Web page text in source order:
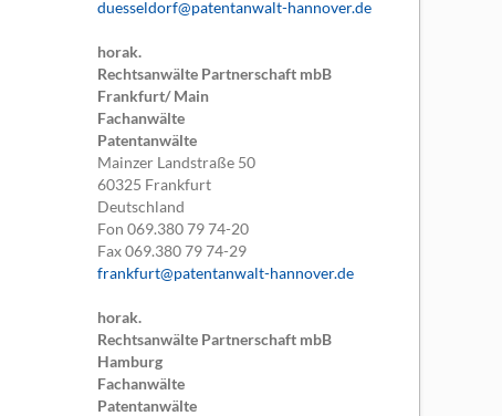
duesseldorf@patentanwalt-hannover.de
horak.
Rechtsanwälte Partnerschaft mbB
Frankfurt/ Main
Fachanwälte
Patentanwälte
Mainzer Landstraße 50
60325 Frankfurt
Deutschland
Fon069.380 79 74-20
Fax069.380 79 74-29
frankfurt@patentanwalt-hannover.de
horak.
Rechtsanwälte Partnerschaft mbB
Hamburg
Fachanwälte
Patentanwälte